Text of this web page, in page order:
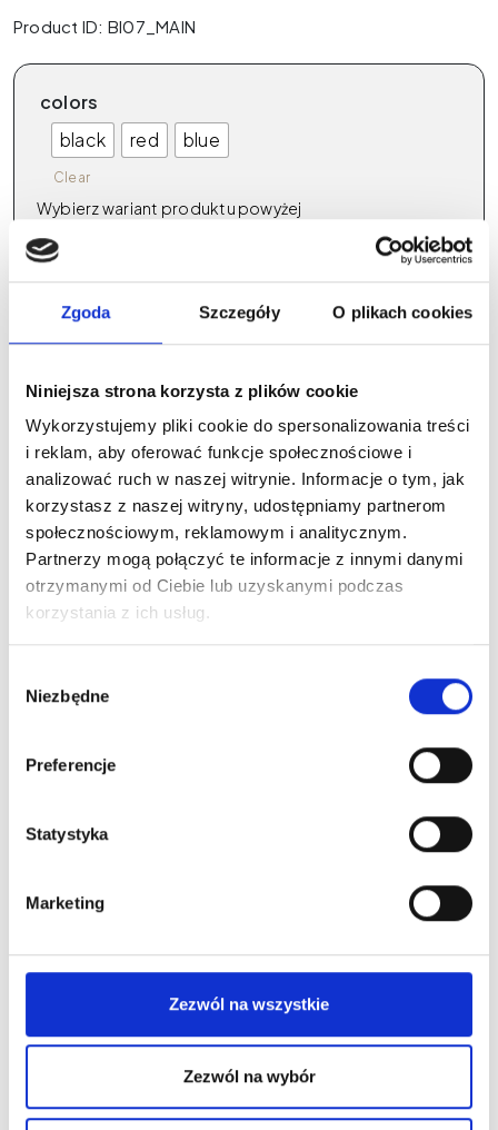
Zgoda Szczegóły O plikach cookies
Niniejsza strona korzysta z plików cookie
Wykorzystujemy pliki cookie do spersonalizowania treści
i reklam, aby oferować funkcje społecznościowe i
analizować ruch w naszej witrynie. Informacje o tym, jak
korzystasz z naszej witryny, udostępniamy partnerom
społecznościowym, reklamowym i analitycznym.
Partnerzy mogą połączyć te informacje z innymi danymi
otrzymanymi od Ciebie lub uzyskanymi podczas
korzystania z ich usług.
zgody
Niezbędne
Preferencje
Statystyka
Marketing
Zezwól na wszystkie
Zezwól na wybór
Product ID: BI07_MAIN
colors
black
red blue
Clear
Wybierz wariant produktu powyżej
New on our blog
Respond, Handle Deposits, Refuse
Treatments, and Manage
Negative Reviews
Learn the rules for deposits, refusing
treatments, responding to negative reviews,